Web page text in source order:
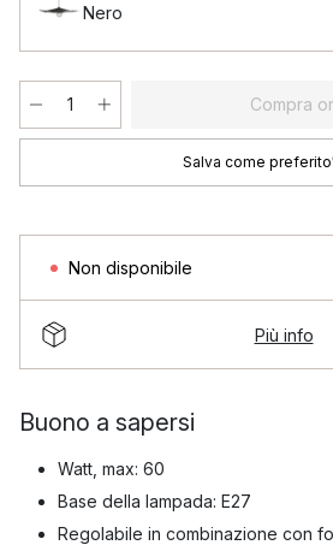
Nero
Compra
Salva come preferito
Non disponibile
Più info
Buono a sapersi
Watt, max: 60
Base della lampada: E27
Regolabile in combinazione con